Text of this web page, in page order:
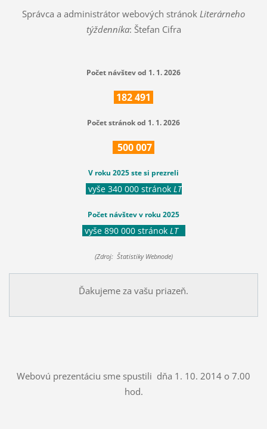
Správca a administrátor webových stránok Literárneho
týždenníka: Štefan Cifra
Počet návštev od 1. 1. 2026
182491
Počet stránok od 1. 1. 2026
500007
V roku 2025 ste si prezreli
vyše 340 000 stránok LT
Počet návštev v roku 2025
vyše 890 000 stránok LT
(Zdroj: Štatistiky Webnode)
Ďakujeme za vašu priazeň.
Webovú prezentáciu sme spustili dňa 1. 10. 2014 o 7.00
hod.